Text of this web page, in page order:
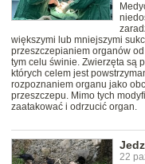
większymi lub mniejszymi
przeszczepianiem organów
tym celu świnie. Zwierzęta są
których celem jest
rozpoznaniem organu jako
przeszczepu. Mimo tych
zaatakować i odrzucić organ.
22